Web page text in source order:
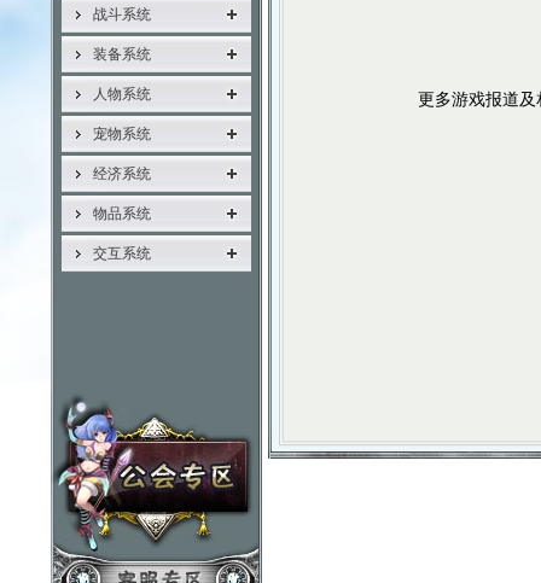
战斗系统
装备系统
人物系统
宠物系统
经济系统
物品系统
交互系统
更多游戏报道